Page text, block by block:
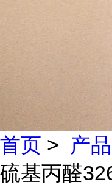
首页 > 产
硫基丙醛